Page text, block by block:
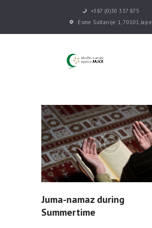
+387 (0)30 337 875
Esme Sultanije 1, 70101 Jajce
POČETNA
DŽEMATI
MEKTEB
ASOCIJACIJE
USLUGE
MULTIMEDIJA
KONTAKT
Juma-namaz during
Summertime